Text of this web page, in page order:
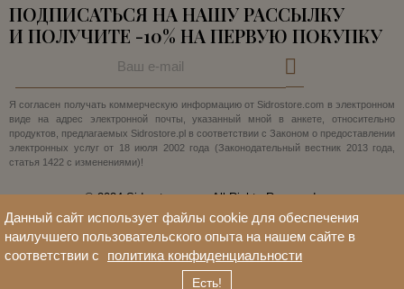
ПОДПИСАТЬСЯ НА НАШУ РАССЫЛКУ
И ПОЛУЧИТЕ -10% НА ПЕРВУЮ ПОКУПКУ
Я согласен получать коммерческую информацию от Sidrostore.com в электронном
виде на адрес электронной почты, указанный мной в анкете, относительно
продуктов, предлагаемых Sidrostore.pl в соответствии с Законом о предоставлении
электронных услуг от 18 июля 2002 года (Законодательный вестник 2013 года,
статья 1422 с изменениями)!
© 2024 Sidrostore.com. All Rights Reserved.
Данный сайт использует файлы cookie для обеспечения
наилучшего пользовательского опыта на нашем сайте в
соответствии с
политика конфиденциальности
Есть!